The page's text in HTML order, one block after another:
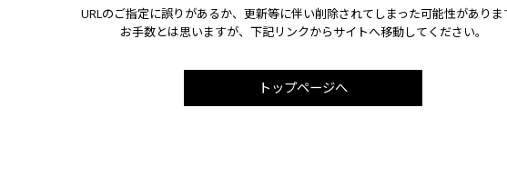
URLのご指定に誤りがあるか、更新等に伴い削除されてしまった可能性がありま
お手数とは思いますが、下記リンクからサイトへ移動してください。
トップページへ